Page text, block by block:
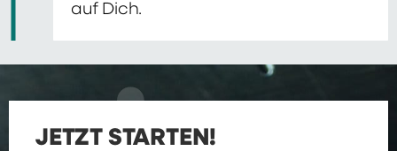
auf Dich.
JETZT STARTEN!